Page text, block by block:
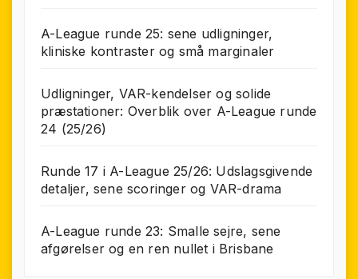
A-League runde 25: sene udligninger,
kliniske kontraster og små marginaler
Udligninger, VAR-kendelser og solide
præstationer: Overblik over A-League runde
24 (25/26)
Runde 17 i A-League 25/26: Udslagsgivende
detaljer, sene scoringer og VAR-drama
A-League runde 23: Smalle sejre, sene
afgørelser og en ren nullet i Brisbane